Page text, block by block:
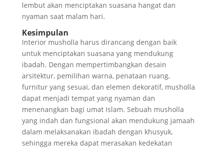
lembut akan menciptakan suasana hangat dan
nyaman saat malam hari.
Kesimpulan
Interior musholla harus dirancang dengan baik
untuk menciptakan suasana yang mendukung
ibadah. Dengan mempertimbangkan desain
arsitektur, pemilihan warna, penataan ruang,
furnitur yang sesuai, dan elemen dekoratif, musholla
dapat menjadi tempat yang nyaman dan
menenangkan bagi umat Islam. Sebuah musholla
yang indah dan fungsional akan mendukung jamaah
dalam melaksanakan ibadah dengan khusyuk,
sehingga mereka dapat merasakan kedekatan